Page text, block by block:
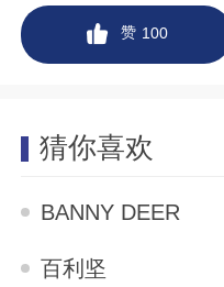
赞 100
猜你喜欢
BANNY DEER
百利坚